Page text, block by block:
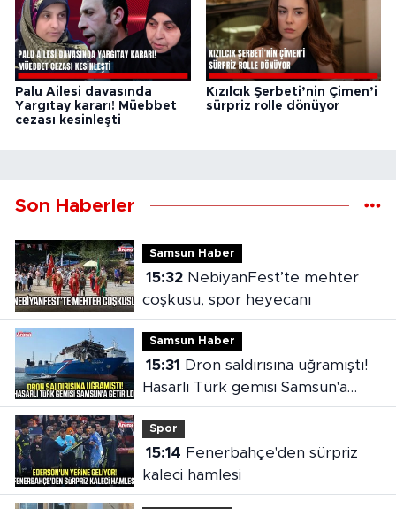
Palu Ailesi davasında
Yargıtay kararı! Müebbet
cezası kesinleşti
Kızılcık Şerbeti’nin Çimen’i
sürpriz rolle dönüyor
Son Haberler
Samsun Haber
15:32NebiyanFest’te mehter
coşkusu, spor heyecanı
Samsun Haber
15:31
Hasarlı Türk gemisi Samsun'a
getirildi
Spor
15:14
kaleci hamlesi